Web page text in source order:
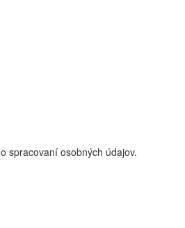
o spracovaní osobných údajov.